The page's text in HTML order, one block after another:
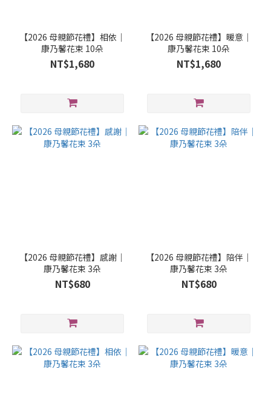
【2026 母親節花禮】相依｜
康乃馨花束 10朵
NT$1,680
【2026 母親節花禮】暖意｜
康乃馨花束 10朵
NT$1,680
【2026 母親節花禮】感謝｜
康乃馨花束 3朵
NT$680
【2026 母親節花禮】陪伴｜
康乃馨花束 3朵
NT$680